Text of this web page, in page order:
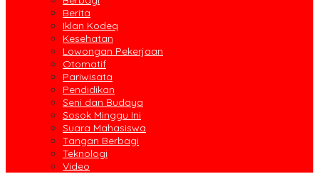
Berita
Iklan Kodeq
Kesehatan
Lowongan Pekerjaan
Otomatif
Pariwisata
Pendidikan
Seni dan Budaya
Sosok Minggu Ini
Suara Mahasiswa
Tangan Berbagi
Teknologi
Video